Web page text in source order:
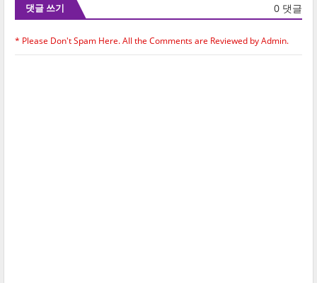
댓글 쓰기 0 댓글
* Please Don't Spam Here. All the Comments are Reviewed by Admin.